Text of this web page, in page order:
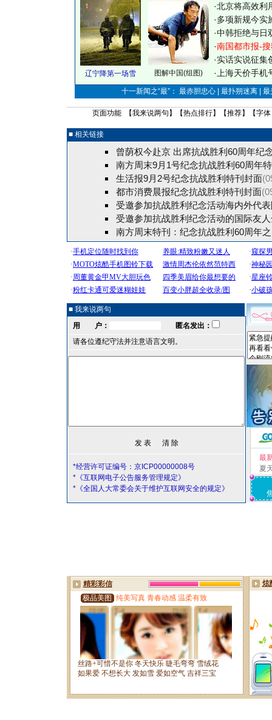
辽宁降第一场雪 图解中国(组图)
·北京将高效利
·多项新规今实
·中韩拒绝与日
·南国都市报-
·实话实说征集
· 上海天价手
十一新闻之“最”： 最赤胆忠心 | 最扑朔迷离 |
页面功能 【我来说两句 】【热点排行】【推荐】【字体
■ 相关链接
曾荫权今赴京 出席抗战胜利60周年纪
南方周末9月1号纪念抗战胜利60周年
生活报9月2号纪念抗战胜利特刊封面
都市消费晨报纪念抗战胜利特刊封面
受邀参加抗战胜利纪念活动海内外代
受邀参加抗战胜利纪念活动的国际友
南方周末特刊：纪念抗战胜利60周年
■ 我来说两句
用 户：
匿名发出：
请各位遵纪守法并注意语言文明。
*经营许可证编号：京ICP00000008号
*《互联网电子公告服务管理规定》
*《全国人大常委会关于维护互联网安全的规定》
最
夏